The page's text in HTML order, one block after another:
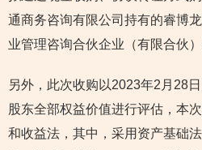
通商务咨询有限公司持有的睿博
业管理咨询合伙企业（有限合伙
另外，此次收购以2023年2月28
股东全部权益价值进行评估，本
和收益法，其中，采用资产基础